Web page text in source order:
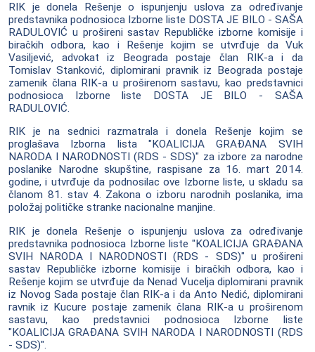
RIK je donela Rešenje o ispunjenju uslova za određivanje
predstavnika podnosioca Izborne liste DOSTA JE BILO - SAŠA
RADULOVIĆ u prošireni sastav Republičke izborne komisije i
biračkih odbora, kao i Rešenje kojim se utvrđuje da Vuk
Vasiljević, advokat iz Beograda postaje član RIK-a i da
Tomislav Stanković, diplomirani pravnik iz Beograda postaje
zamenik člana RIK-a u proširenom sastavu, kao predstavnici
podnosioca Izborne liste DOSTA JE BILO - SAŠA
RADULOVIĆ.
RIK je na sednici razmatrala i donela Rešenje kojim se
proglašava Izborna lista "KOALICIJA GRAĐANA SVIH
NARODA I NARODNOSTI (RDS - SDS)" za izbore za narodne
poslanike Narodne skupštine, raspisane za 16. mart 2014.
godine, i utvrđuje da podnosilac ove Izborne liste, u skladu sa
članom 81. stav 4. Zakona o izboru narodnih poslanika, ima
položaj političke stranke nacionalne manjine.
RIK je donela Rešenje o ispunjenju uslova za određivanje
predstavnika podnosioca Izborne liste "KOALICIJA GRAĐANA
SVIH NARODA I NARODNOSTI (RDS - SDS)" u prošireni
sastav Republičke izborne komisije i biračkih odbora, kao i
Rešenje kojim se utvrđuje da Nenad Vucelja diplomirani pravnik
iz Novog Sada postaje član RIK-a i da Anto Nedić, diplomirani
ravnik iz Kucure postaje zamenik člana RIK-a u proširenom
sastavu, kao predstavnici podnosioca Izborne liste
"KOALICIJA GRAĐANA SVIH NARODA I NARODNOSTI (RDS
- SDS)".